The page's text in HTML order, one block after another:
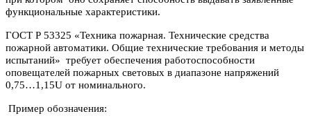
функциональные характеристики.
ГОСТ Р 53325 «Техника пожарная. Технические средства
пожарной автоматики. Общие технические требования и методы
испытаний» требует обеспечения работоспособности
оповещателей пожарных световых в диапазоне напряжений
0,75…1,15U от номинального.
Пример обозначения: